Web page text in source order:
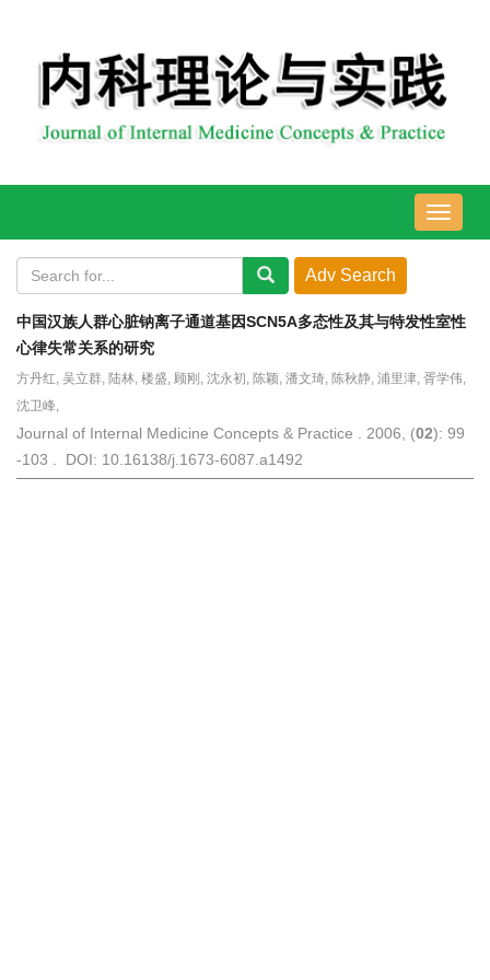
导
航
中国汉族人群心脏钠离子通道基因SCN5A多态性及其与特发性室性
心律失常关系的研究
方丹红, 吴立群, 陆林, 楼盛, 顾刚, 沈永初, 陈颖, 潘文琦, 陈秋静, 浦里津, 胥学伟,
沈卫峰,
Journal of Internal Medicine Concepts & Practice . 2006, (02): 99
-103 . DOI: 10.16138/j.1673-6087.a1492